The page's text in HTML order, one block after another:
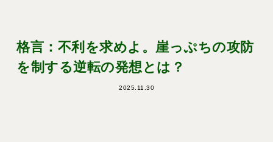
格言：不利を求めよ。崖っぷちの攻防
を制する逆転の発想とは？
2025.11.30